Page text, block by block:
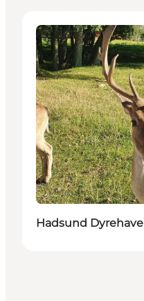
Attraktioner
Hadsund Dyrehave